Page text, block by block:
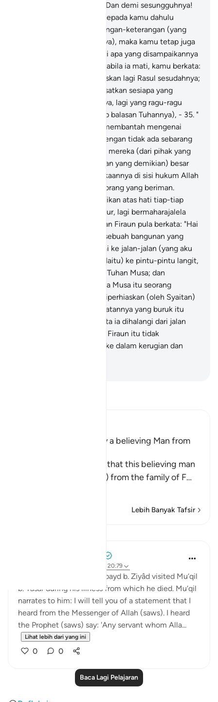
Musa was supported by a believing Man from
The well-known view is that this believing man
was a Coptic (Egyptian) from the family of F…
Lebih Banyak Tafsir
ayat 40:29, 20:79
Al-Hasan narrates that ‘Ubayd b. Ziyâd visited Mu‘qil
b. Yasâr during his illness from which he died. Mu‘qil
narrates to him: I will tell you of a statement that I
heard from the Messenger of Allah (saws). I heard
the Prophet (saws) say: 'Any servant whom Alla...
Lihat lebih dari yang ini
0 0
Baca Lagi Pelajaran
"Dan demi sesungguhnya!
Nabi Yusuf telah datang kepada kamu dahulu
dengan membawa keterangan-keterangan (yang
membuktikan kerasulannya), maka kamu tetap juga
dalam keraguan mengenai apa yang disampaikannya
kepada kamu sehingga apabila ia mati, kamu berkata:
Allah tidak akan mengutuskan lagi Rasul sesudahnya;
demikianlah Allah menyesatkan sesiapa yang
melampau kederhakaannya, lagi yang ragu-ragu
kepercayaannya (terhadap balasan Tuhannya), - 35. "
(Iaitu) orang-orang yang membantah mengenai
maksud ayat-ayat Allah dengan tidak ada sebarang
bukti yang sampai kepada mereka (dari pihak yang
diakui benarnya). (Bantahan yang demikian) besar
kebenciannya dan kemurkaannya di sisi hukum Allah
dan di sisi bawaan orang-orang yang beriman.
Demikianlah Allah meteraikan atas hati tiap-tiap
orang yang sombong takbur, lagi bermaharajalela
Dan Firaun pula berkata: "Hai
Haman! Binalah untukku sebuah bangunan yang
tinggi, semoga aku sampai ke jalan-jalan (yang aku
"(Iaitu) ke pintu-pintu langit,
supaya aku dapat melihat Tuhan Musa; dan
sesungguhnya aku percaya Musa itu seorang
pendusta!" Demikianlah diperhiaskan (oleh Syaitan)
kepada Firaun akan perbuatannya yang buruk itu
untuk dipandang baik, serta ia dihalangi dari jalan
yang benar; dan tipu daya Firaun itu tidak
membawanya melainkan ke dalam kerugian dan